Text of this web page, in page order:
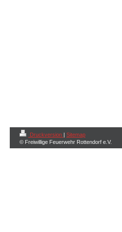
Druckversion | Sitemap
© Freiwillige Feuerwehr Rottendorf e.V.